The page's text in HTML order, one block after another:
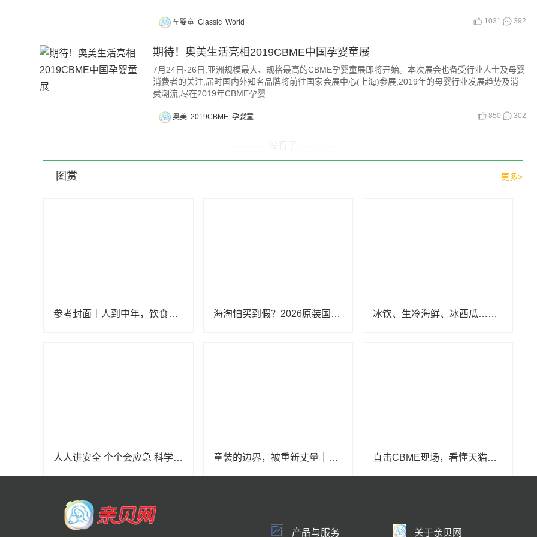
孕婴童 Classic World 1031 392
期待！奥美生活亮相2019CBME中国孕婴童展
7月24日-26日,亚洲规模最大、规格最高的CBME孕婴童展即将开始。本次展会也备受行业人士及母婴
消费者的关注,届时国内外知名品牌将前往国家会展中心(上海)参展,2019年的母婴行业发展趋势及消
费潮流,尽在2019年CBME孕婴
奥美 2019CBME 孕婴童 850 302
图赏 更多>
参考封面｜人到中年，饮食该如何调整？ 海淘怕买到假？2026原装国产羊奶粉靠谱的正规品牌有哪些？ 冰饮、生冷海鲜、冰西瓜……泉州人夏季“标配”饮食极易引发胃肠炎
人人讲安全 个个会应急 科学应对防震避险 童装的边界，被重新丈量｜2026中国国际时装周·童话小镇圆满收官 直击CBME现场，看懂天猫母婴“造牌”逻辑
产品与服务 关于亲贝网